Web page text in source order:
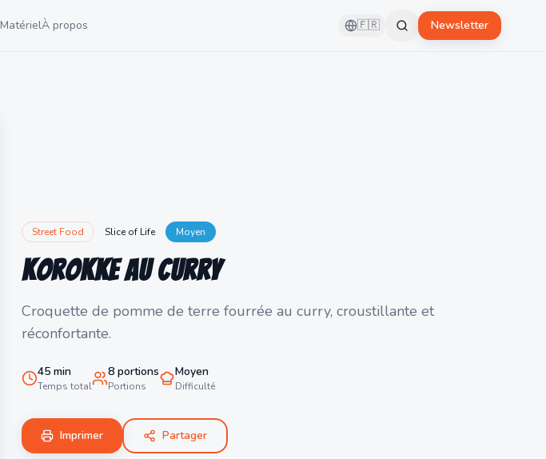
MatérielÀ propos 🇫🇷 Newsletter
Street Food Slice of Life Moyen
Korokke au Curry
Croquette de pomme de terre fourrée au curry, croustillante et
réconfortante.
45 min
Temps total
8 portions
Portions
Moyen
Difficulté
Imprimer Partager